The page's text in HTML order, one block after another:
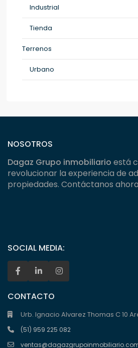
Industrial
Tienda
Terrenos
Urbano
NOSOTROS
Dagaz Grupo inmobiliario está
revolucionar la experiencia de
propiedades. Contáctanos ahora
SOCIAL MEDIA:
CONTACTO
Urb. Ignacio Alvarez Thomas C 10
(51) 959 225 082